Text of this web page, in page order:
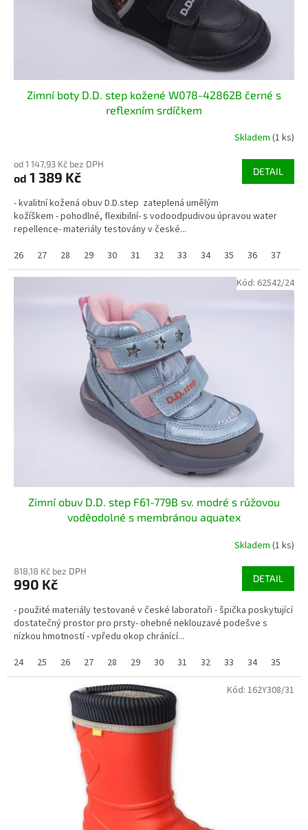
Zimní boty D.D. step kožené W078-42862B černé s
reflexním srdíčkem
Skladem (1 ks)
od 1 147,93 Kč bez DPH
od 1 389 Kč DETAIL
- kvalitní kožená obuv D.D.step zateplená umělým
kožíškem - pohodlné, flexibilní- s vodoodpudivou úpravou water
repellence- materiály testovány v české...
26
27 28 29 30 31 32 33 34 35 36 37
Zimní obuv D.D. step F61-779B sv. modré s růžovou
voděodolné s membránou aquatex
Skladem (1 ks)
818,18 Kč bez DPH
990 Kč DETAIL
- použité materiály testované v české laboratoři - špička poskytující
dostatečný prostor pro prsty- ohebné neklouzavé podešve s
nízkou hmotností - vpředu okop chránící...
24
25 26 27 28 29 30 31 32 33 34 35
Kód: 62542/24
Kód: 162Y308/31